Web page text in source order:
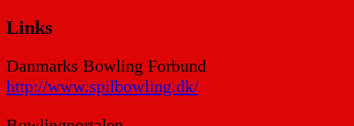
Links
Danmarks Bowling Forbund
http://www.spilbowling.dk/